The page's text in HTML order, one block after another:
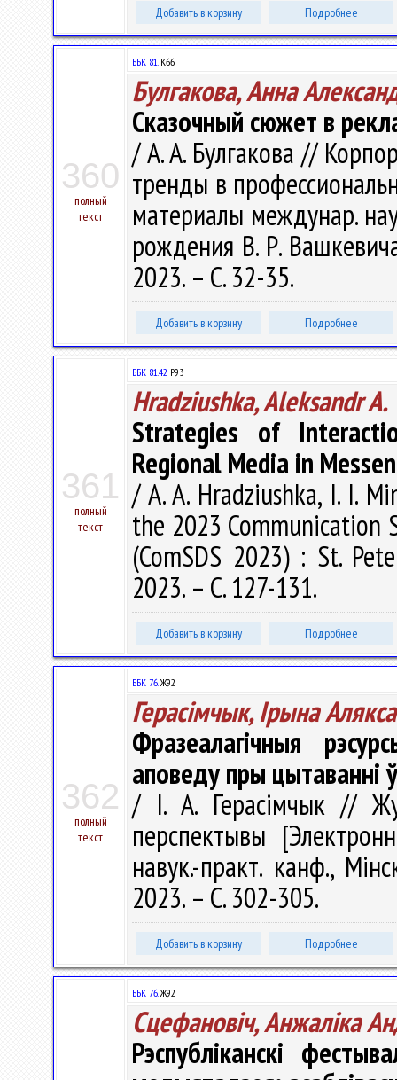
Добавить в корзину Подробнее
360
полный
текст
ББК 81.К66
Булгакова, Анна
Сказочный сюжет в
/ А. А. Булгакова //
тренды в
материалы междунар.
рождения В. Р.
2023. – С. 32-35.
Добавить в корзину Подробнее
361
полный
текст
ББК 81.42 P93
Hradziushka, Aleksandr A.
Strategies of
Regional Media in
/ A. A. Hradziushka, I. I.
the 2023 Communication
(ComSDS 2023) : St.
2023. – С. 127-131.
Добавить в корзину Подробнее
362
полный
текст
ББК 76.Ж92
Герасімчык, Ірына
Фразеалагічныя
аповеду пры цытаванні
/ І. А. Герасімчык //
перспектывы
навук.-практ. канф.,
2023. – С. 302-305.
Добавить в корзину Подробнее
ББК 76.Ж92
Сцефановіч, Анжаліка
Рэспубліканскі